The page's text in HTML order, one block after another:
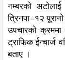
नम्बरको
त्रिनपा–१२
उपचारको
ट्राफिक ईन्चार्ज
बताए ।